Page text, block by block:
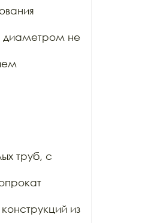
диаметром не
труб, с
из